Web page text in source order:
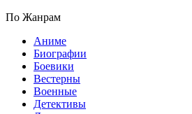
По Жанрам
Аниме
Биографии
Боевики
Вестерны
Военные
Детективы